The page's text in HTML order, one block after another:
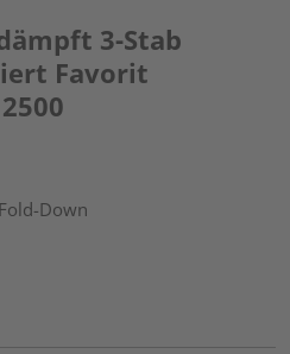
3-Stab
Favorit
Down